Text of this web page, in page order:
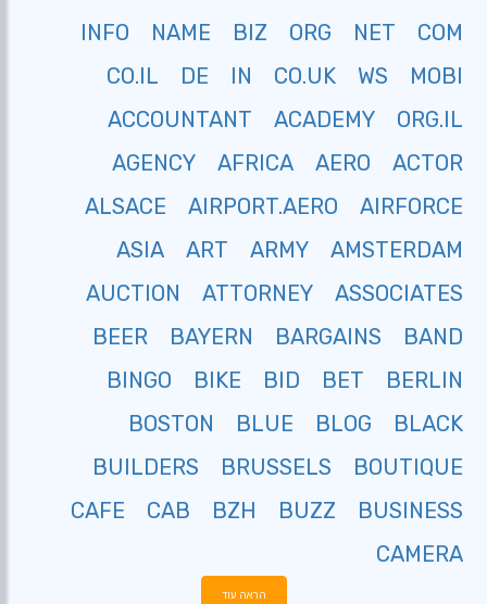
COM
NET
ORG
BIZ
NAME
INFO
MOBI
WS
CO.UK
IN
DE
CO.IL
ORG.IL
ACADEMY
ACCOUNTANT
ACTOR
AERO
AFRICA
AGENCY
AIRFORCE
AIRPORT.AERO
ALSACE
AMSTERDAM
ARMY
ART
ASIA
ASSOCIATES
ATTORNEY
AUCTION
BAND
BARGAINS
BAYERN
BEER
BERLIN
BET
BID
BIKE
BINGO
BLACK
BLOG
BLUE
BOSTON
BOUTIQUE
BRUSSELS
BUILDERS
BUSINESS
BUZZ
BZH
CAB
CAFE
CAMERA
הראה עוד